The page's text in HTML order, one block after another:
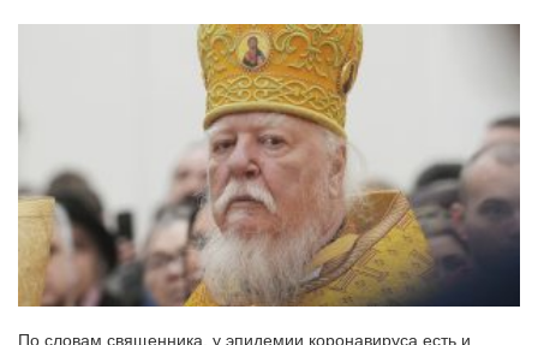
По словам священника, у эпидемии коронавируса есть и